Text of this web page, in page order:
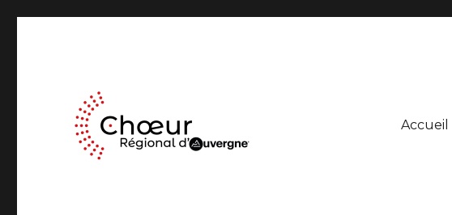
Accueil